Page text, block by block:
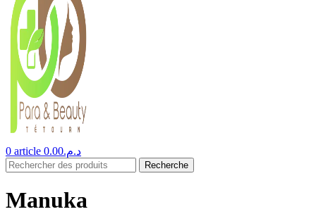
0 article د.م.0.00
Recherche
Manuka